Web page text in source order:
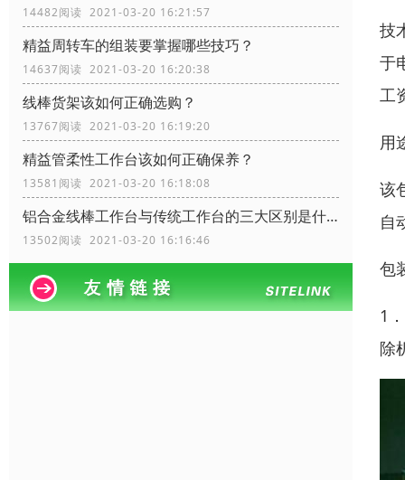
14482阅读 2021-03-20 16:21:57
精益周转车的组装要掌握哪些技巧？
14637阅读 2021-03-20 16:20:38
线棒货架该如何正确选购？
13767阅读 2021-03-20 16:19:20
精益管柔性工作台该如何正确保养？
13581阅读 2021-03-20 16:18:08
铝合金线棒工作台与传统工作台的三大区别是什么？
13502阅读 2021-03-20 16:16:46
技
于
工
用
该
自
包
1
除